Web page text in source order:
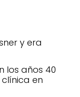
y era
los años 40
en